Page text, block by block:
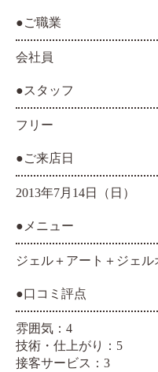
●ご職業
会社員
●スタッフ
フリー
●ご来店日
2013年7月14日（日）
●メニュー
ジェル＋アート＋ジェ
●口コミ評点
雰囲気：4
技術・仕上がり：5
接客サービス：3